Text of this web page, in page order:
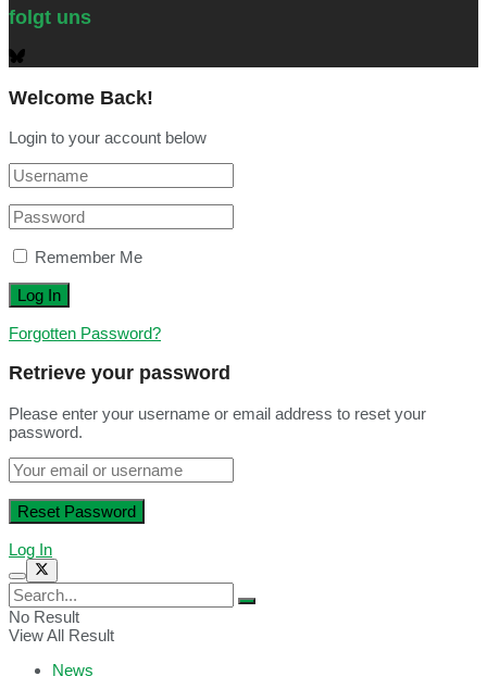
folgt uns
Welcome Back!
Login to your account below
Remember Me
Forgotten Password?
Retrieve your password
Please enter your username or email address to reset your
password.
Log In
No Result
View All Result
News